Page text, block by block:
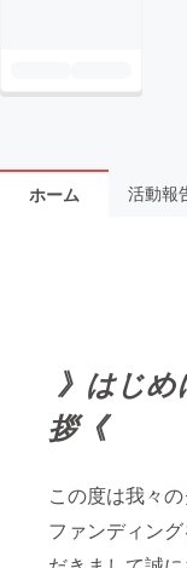
ホーム 活動報
》はじめ
拶《
この度は我々
ファンディン